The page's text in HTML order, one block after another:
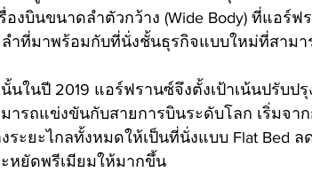
องบินขนาดลำตัวกว้าง (Wide Body) ที่แอร์
ลำที่มาพร้อมกับที่นั่งชั้นธุรกิจแบบใหม่ที่สามา
นในปี 2019 แอร์ฟรานซ์จึงตั้งเป้าเน้นปรับ
ารถแข่งขันกับสายการบินระดับโลก เริ่มจา
ระยะไกลทั้งหมดให้เป็นที่นั่งแบบ Flat Bed
หยัดพรีเมียมให้มากขึ้น